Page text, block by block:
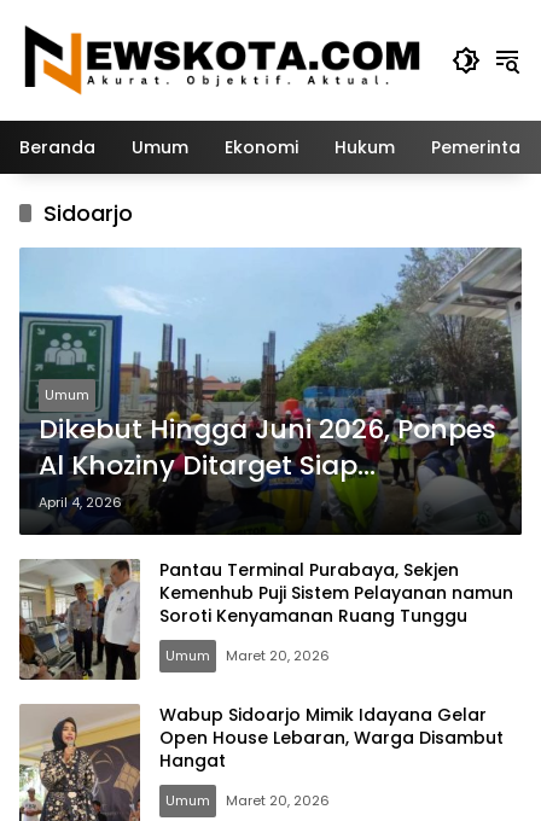
konten
Beranda Umum Ekonomi Hukum
Sidoarjo
Umum
Dikebut Hingga Juni 2026, Ponpes
Al Khoziny Ditarget Siap
Digunakan
April 4, 2026
Pantau Terminal Purabaya, Sekjen
Kemenhub Puji Sistem Pelayanan namun
Soroti Kenyamanan Ruang Tunggu
Umum Maret 20, 2026
Wabup Sidoarjo Mimik Idayana Gelar
Open House Lebaran, Warga Disambut
Hangat
Umum Maret 20, 2026